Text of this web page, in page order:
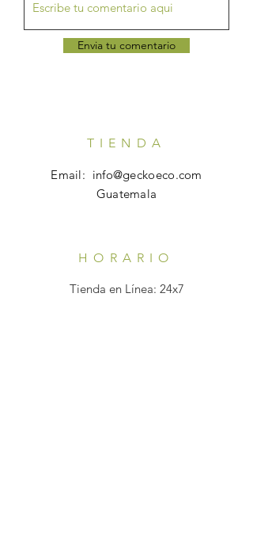
Envia tu comentario
TIENDA
Email: info@geckoeco.com
Guatemala
HORARIO
Tienda en Línea: 24x7